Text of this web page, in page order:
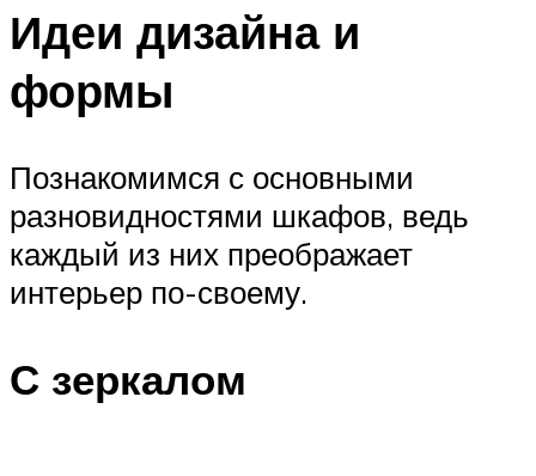
Идеи дизайна и
формы
Познакомимся с основными
разновидностями шкафов, ведь
каждый из них преображает
интерьер по-своему.
С зеркалом